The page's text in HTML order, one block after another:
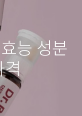
능 성분
격